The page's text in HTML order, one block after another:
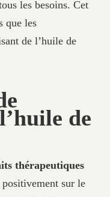
les besoins. Cet
que les
de l’huile de
de
thérapeutiques
sur le